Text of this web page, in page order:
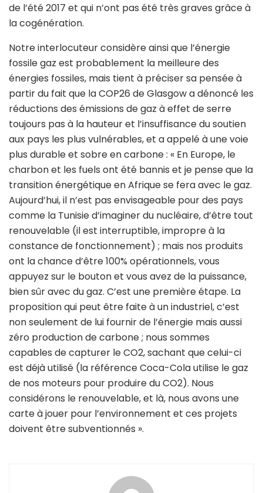
de l’été 2017 et qui n’ont pas été très graves grâce à
la cogénération.
Notre interlocuteur considère ainsi que l’énergie
fossile gaz est probablement la meilleure des
énergies fossiles, mais tient à préciser sa pensée à
partir du fait que la COP26 de Glasgow a dénoncé les
réductions des émissions de gaz à effet de serre
toujours pas à la hauteur et l’insuffisance du soutien
aux pays les plus vulnérables, et a appelé à une voie
plus durable et sobre en carbone : « En Europe, le
charbon et les fuels ont été bannis et je pense que la
transition énergétique en Afrique se fera avec le gaz.
Aujourd’hui, il n’est pas envisageable pour des pays
comme la Tunisie d’imaginer du nucléaire, d’être tout
renouvelable (il est interruptible, impropre à la
constance de fonctionnement) ; mais nos produits
ont la chance d’être 100% opérationnels, vous
appuyez sur le bouton et vous avez de la puissance,
bien sûr avec du gaz. C’est une première étape. La
proposition qui peut être faite à un industriel, c’est
non seulement de lui fournir de l’énergie mais aussi
zéro production de carbone ; nous sommes
capables de capturer le CO2, sachant que celui-ci
est déjà utilisé (la référence Coca-Cola utilise le gaz
de nos moteurs pour produire du CO2). Nous
considérons le renouvelable, et là, nous avons une
carte à jouer pour l’environnement et ces projets
doivent être subventionnés ».